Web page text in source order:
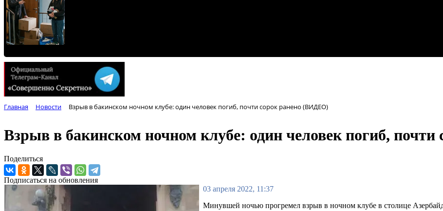
Главная Новости Взрыв в бакинском ночном клубе: один человек погиб, почти сорок ранено (ВИДЕО)
Взрыв в бакинском ночном клубе: один человек погиб,
Поделиться
Подписаться на обновления
03 апреля 2022, 11:37
Минувшей ночью прогремел взрыв в ночном клубе в столице